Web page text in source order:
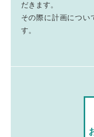
だきます。
その際に計画につい
す。